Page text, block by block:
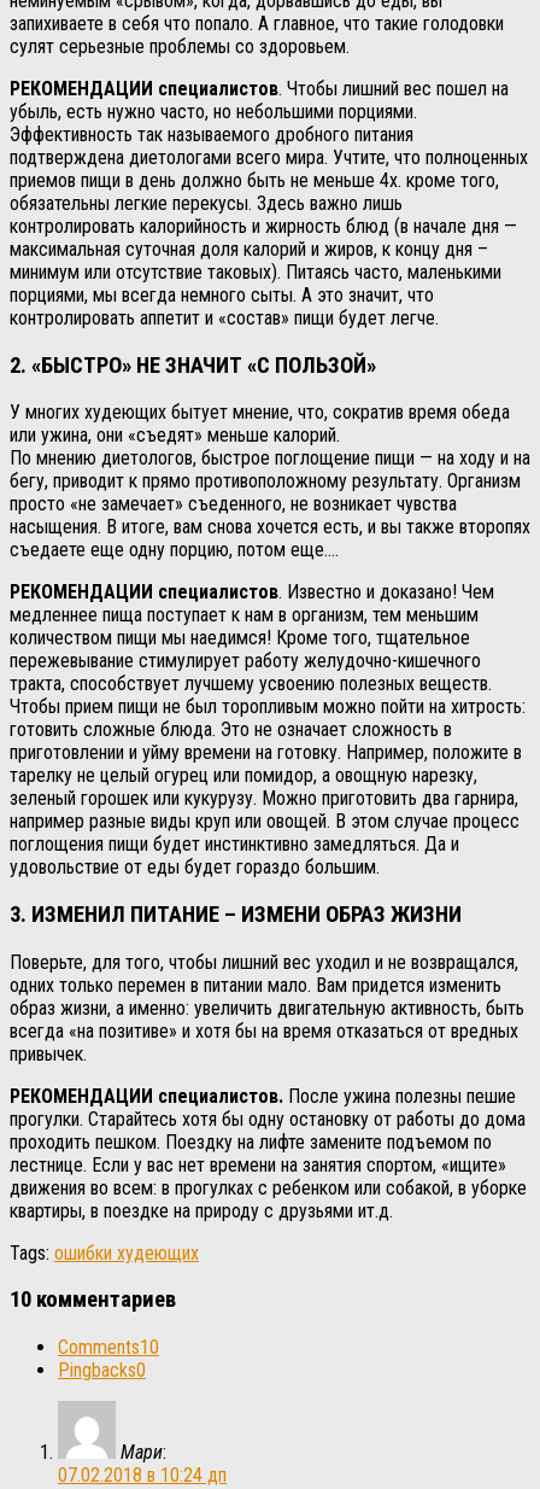
запихиваете в себя что попало. А главное, что такие голодовки
сулят серьезные проблемы со здоровьем.
РЕКОМЕНДАЦИИ специалистов. Чтобы лишний вес пошел на
убыль, есть нужно часто, но небольшими порциями.
Эффективность так называемого дробного питания
подтверждена диетологами всего мира. Учтите, что полноценных
приемов пищи в день должно быть не меньше 4х. кроме того,
обязательны легкие перекусы. Здесь важно лишь
контролировать калорийность и жирность блюд (в начале дня —
максимальная суточная доля калорий и жиров, к концу дня –
минимум или отсутствие таковых). Питаясь часто, маленькими
порциями, мы всегда немного сыты. А это значит, что
контролировать аппетит и «состав» пищи будет легче.
2. «БЫСТРО» НЕ ЗНАЧИТ «С ПОЛЬЗОЙ»
У многих худеющих бытует мнение, что, сократив время обеда
или ужина, они «съедят» меньше калорий.
По мнению диетологов, быстрое поглощение пищи — на ходу и на
бегу, приводит к прямо противоположному результату. Организм
просто «не замечает» съеденного, не возникает чувства
насыщения. В итоге, вам снова хочется есть, и вы также второпях
съедаете еще одну порцию, потом еще….
РЕКОМЕНДАЦИИ специалистов. Известно и доказано! Чем
медленнее пища поступает к нам в организм, тем меньшим
количеством пищи мы наедимся! Кроме того, тщательное
пережевывание стимулирует работу желудочно-кишечного
тракта, способствует лучшему усвоению полезных веществ.
Чтобы прием пищи не был торопливым можно пойти на хитрость:
готовить сложные блюда. Это не означает сложность в
приготовлении и уйму времени на готовку. Например, положите в
тарелку не целый огурец или помидор, а овощную нарезку,
зеленый горошек или кукурузу. Можно приготовить два гарнира,
например разные виды круп или овощей. В этом случае процесс
поглощения пищи будет инстинктивно замедляться. Да и
удовольствие от еды будет гораздо большим.
3. ИЗМЕНИЛ ПИТАНИЕ – ИЗМЕНИ ОБРАЗ ЖИЗНИ
Поверьте, для того, чтобы лишний вес уходил и не возвращался,
одних только перемен в питании мало. Вам придется изменить
образ жизни, а именно: увеличить двигательную активность, быть
всегда «на позитиве» и хотя бы на время отказаться от вредных
привычек.
РЕКОМЕНДАЦИИ специалистов. После ужина полезны пешие
прогулки. Старайтесь хотя бы одну остановку от работы до дома
проходить пешком. Поездку на лифте замените подъемом по
лестнице. Если у вас нет времени на занятия спортом, «ищите»
движения во всем: в прогулках с ребенком или собакой, в уборке
квартиры, в поездке на природу с друзьями ит.д.
Tags: ошибки худеющих
10 комментариев
Comments10
Pingbacks0
Мари:
07.02.2018 в 10:24 дп